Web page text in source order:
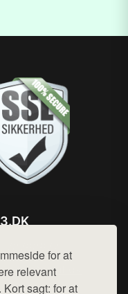
for at
relevant
sagt: for at
hej@want.dk